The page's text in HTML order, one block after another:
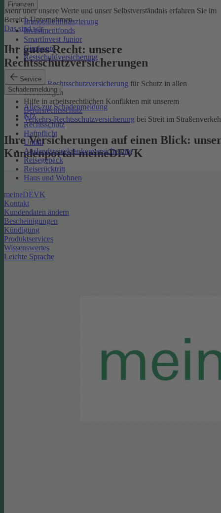
Finanzen
Immobilienfinanzierung
Investmentfonds
SmartInvest Junior
Girokonto
Restschuldversicherung
Service
Schadenmeldung
Alles zur Schadenmeldung
Kfz
Rechtsschutz
Haftpflicht
Unfall
Auslandsreisekrankenversicherung
Reisegepäck
Reiserücktritt
Haus und Wohnen
meineDEVK
Kontakt
Kundendaten ändern
Bescheinigungen
Kündigung
Produktservices
Wissenswertes
Leichte Sprache
Mehr über unsere Werte und unser Selbstverständnis erfahren Sie im
Bereich Unternehmen.
Das sind wir
Ihr gutes Recht: unsere
Rechtsschutzversicherungen
Private Rechtsschutzversicherung für Schutz in allen
Lebenslagen
Hilfe in arbeitsrechtlichen Konflikten mit unserem
Berufsrechtsschutz
Verkehrs-Rechtsschutzversicherung bei Streit im
Ihre Versicherungen auf einen Blick:
Kundenportal meineDEVK